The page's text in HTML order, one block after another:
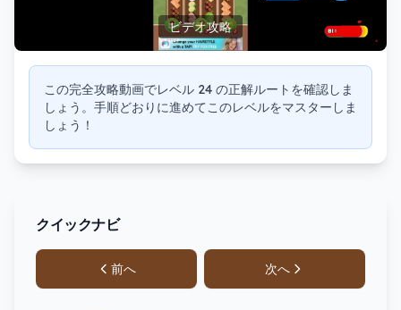
ビデオ攻略
この完全攻略動画でレベル 24 の正解ルートを確認しま
しょう。手順どおりに進めてこのレベルをマスターしま
しょう！
クイックナビ
前へ 次へ